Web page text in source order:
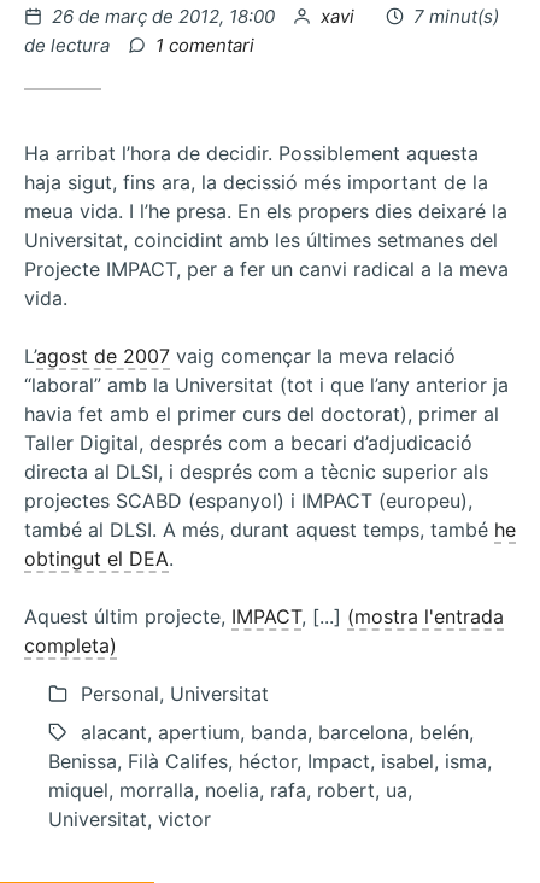
Publicat
el
26 de març de 2012, 18:00 per
xavi
7 minut(s)
de lectura
1 comentaria
poble
Ha arribat l’hora de decidir. Possiblement aquesta
haja sigut, fins ara, la decissió més important de la
meua vida. I l’he presa. En els propers dies deixaré la
Universitat, coincidint amb les últimes setmanes del
Projecte IMPACT, per a fer un canvi radical a la meva
vida.
L’agost de 2007 vaig començar la meva relació
“laboral” amb la Universitat (tot i que l’any anterior ja
havia fet amb el primer curs del doctorat), primer al
Taller Digital, després com a becari d’adjudicació
directa al DLSI, i després com a tècnic superior als
projectes SCABD (espanyol) i IMPACT (europeu),
també al DLSI. A més, durant aquest temps, també he
obtingut el DEA.
Aquest últim projecte, IMPACT, [...] (mostra l'entrada
completa)
Personal, Universitat
alacant, apertium, banda, barcelona, belén,
Benissa, Filà Califes, héctor, Impact, isabel, isma,
miquel, morralla, noelia, rafa, robert, ua,
Universitat, victor